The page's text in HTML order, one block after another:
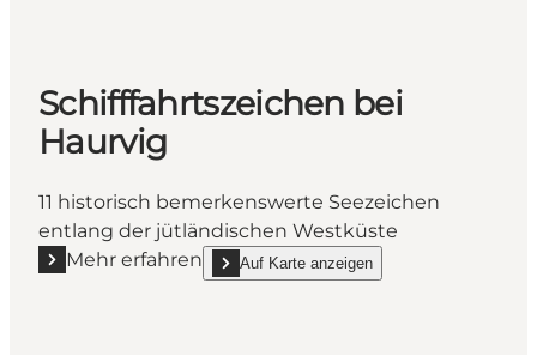
Schifffahrtszeichen bei
Haurvig
11 historisch bemerkenswerte Seezeichen
entlang der jütländischen Westküste
Mehr erfahren
Mehr erfahren "Schifffahrtszeichen bei Haurvig"
Auf Karte anzeigen
show Schifffahrtszeichen bei Haurvig on_map